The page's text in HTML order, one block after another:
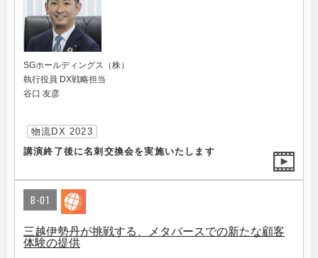
SGホールディングス（株）
執行役員 DX戦略担当
谷口 友彦
物流DX 2023
講演終了後に名刺交換会を実施いたします
B-01
三越伊勢丹が挑戦する、メタバースでの新たな顧客
体験の提供